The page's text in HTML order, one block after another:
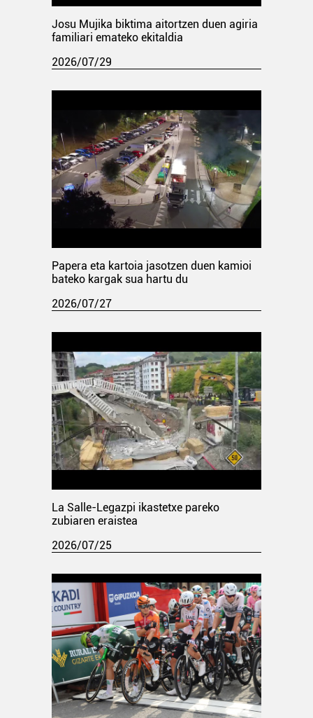
Josu Mujika biktima aitortzen duen agiria
familiari emateko ekitaldia
2026/07/29
Papera eta kartoia jasotzen duen kamioi
bateko kargak sua hartu du
2026/07/27
La Salle-Legazpi ikastetxe pareko
zubiaren eraistea
2026/07/25